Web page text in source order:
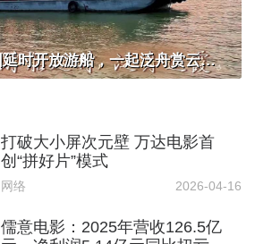
北京多家市属公园延时开放游船，一起泛舟赏云霞！
打破大小屏次元壁 万达电影首
创“拼好片”模式
网络 2026-04-16
儒意电影：2025年营收126.5亿